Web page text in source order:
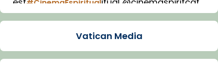
#CinemaEspiritual
Imatge: Generada amb IA (OpenAI)
Vatican Media